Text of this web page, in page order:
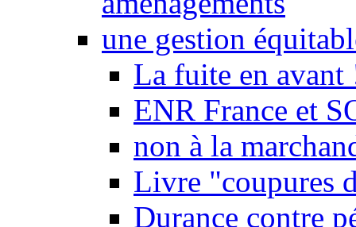
une gestion
La fuite en avant
ENR France et
non à la
Livre "coupures
Durance contre